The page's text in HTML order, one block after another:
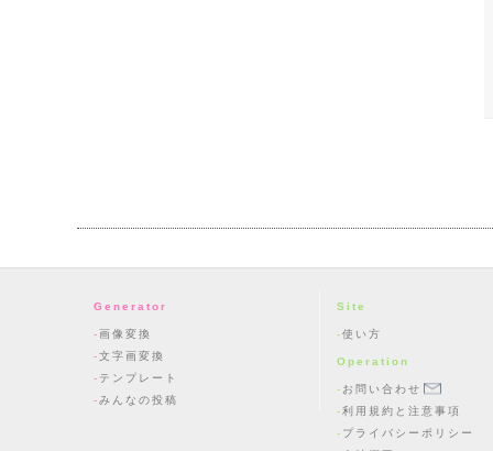
Generator
画像変換
文字画変換
テンプレート
みんなの投稿
Site
使い方
Operation
お問い合わせ
利用規約と注意事項
プライバシーポリシー